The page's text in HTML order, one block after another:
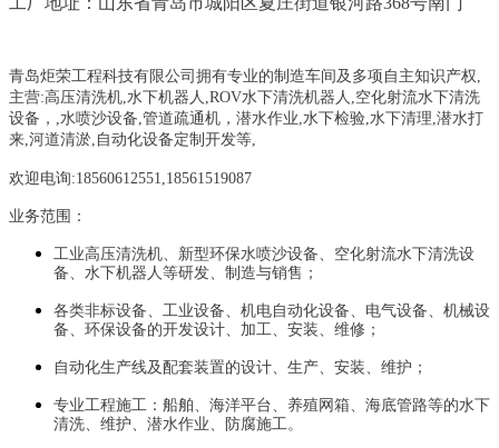
青岛炬荣工程科技有限公司拥有专业的制造车间及多项自主知识产权,
主营:高压清洗机,水下机器人,ROV水下清洗机器人,空化射流水下清洗
设备， ,水喷沙设备,管道疏通机 ， 潜水作业,水下检验,水下清理,潜水打
来,河道清淤,自动化设备定制开发等,
欢迎电询:18560612551,18561519087
业务范围：
工业高压清洗机、新型环保水喷沙设备、空化射流水下清洗设
备、水下机器人等研发、制造与销售；
各类非标设备、工业设备、机电自动化设备、电气设备、机械设
备、环保设备的开发设计、加工、安装、维修；
自动化生产线及配套装置的设计、生产、安装、维护；
专业工程施工：船舶、海洋平台、养殖网箱、海底管路等的水下
清洗、维护、潜水作业、防腐施工。